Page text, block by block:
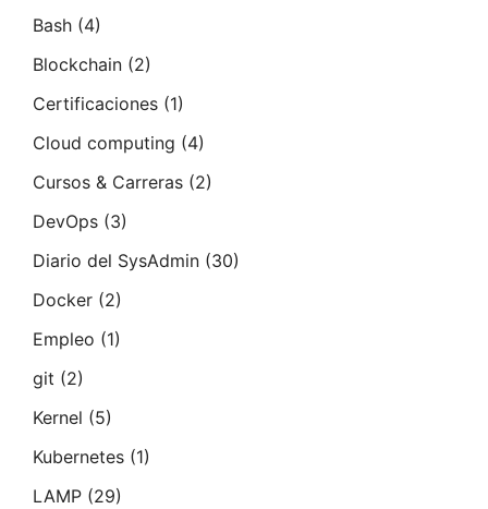
Bash (4)
Blockchain (2)
Certificaciones (1)
Cloud computing (4)
Cursos & Carreras (2)
DevOps (3)
Diario del SysAdmin (30)
Docker (2)
Empleo (1)
git (2)
Kernel (5)
Kubernetes (1)
LAMP (29)